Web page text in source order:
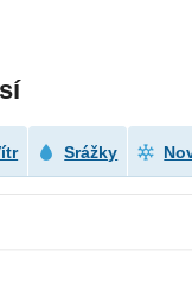
Srážky